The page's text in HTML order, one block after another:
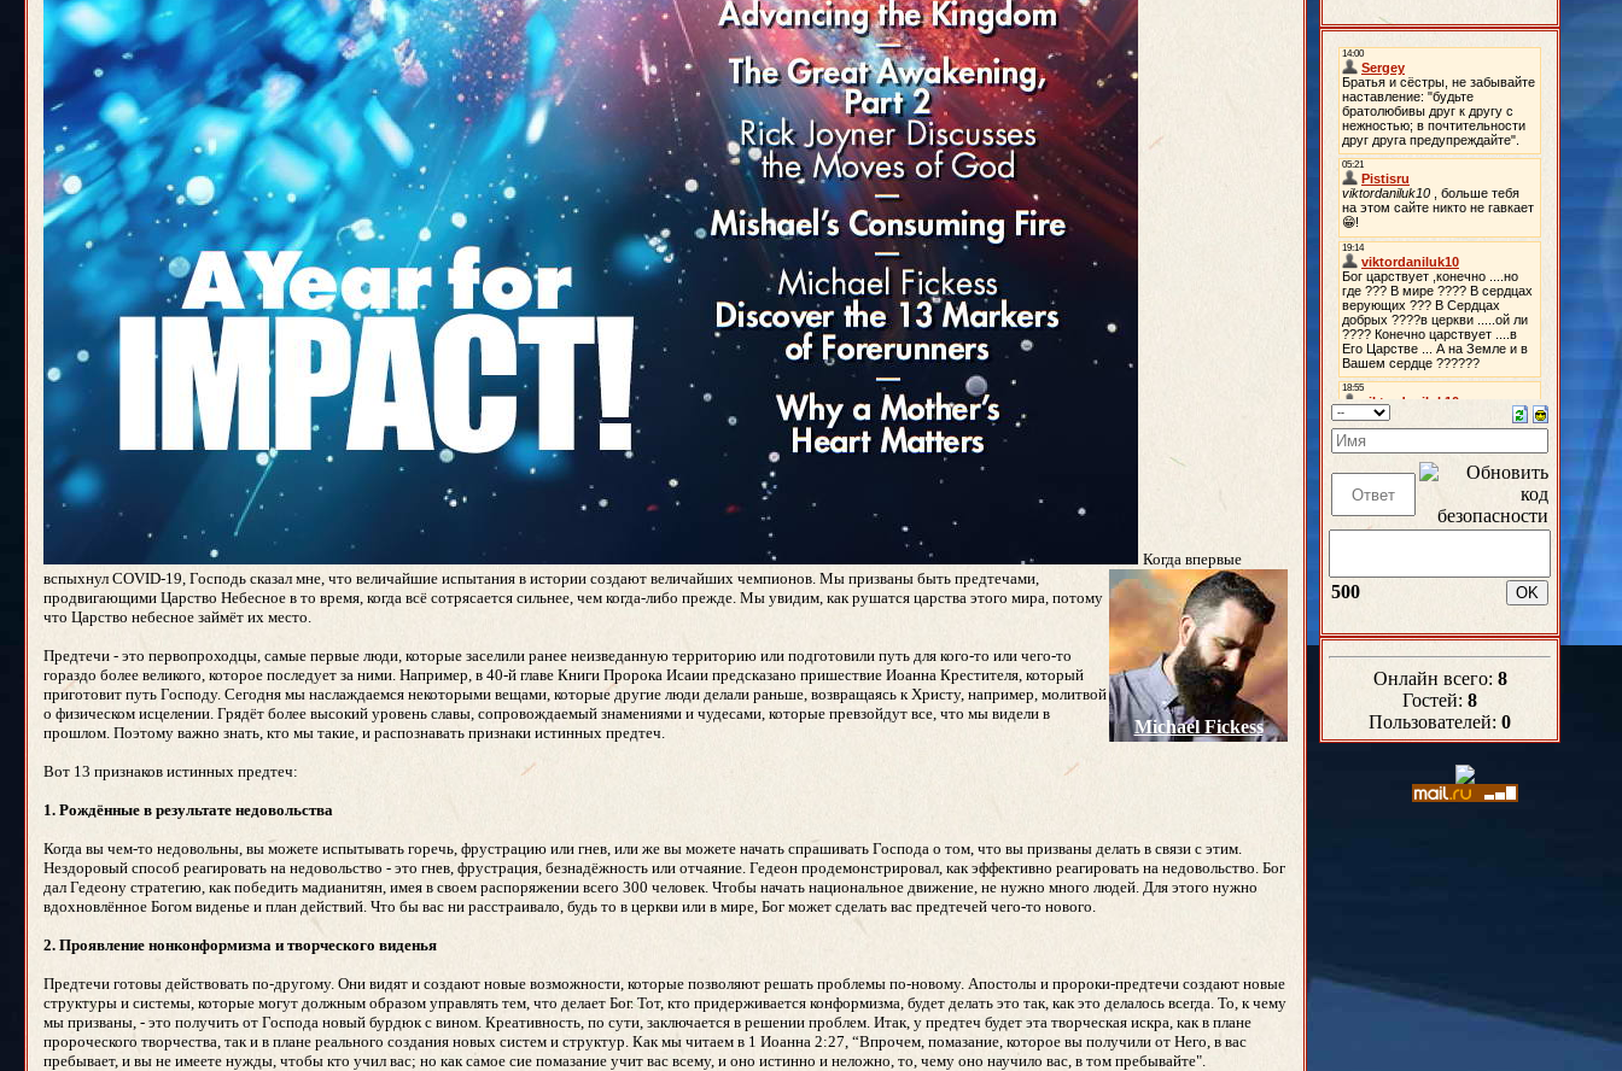
Michael Fickess
Когда впервые
вспыхнул COVID-19, Господь сказал мне, что величайшие испытания в истории создают величайших чемпионов. Мы призваны быть предтечами,
продвигающими Царство Небесное в то время, когда всё сотрясается сильнее, чем когда-либо прежде. Мы увидим, как рушатся царства этого мира, потому
что Царство небесное займёт их место.
Предтечи - это первопроходцы, самые первые люди, которые заселили ранее неизведанную территорию или подготовили путь для кого-то или чего-то
гораздо более великого, которое последует за ними. Например, в 40-й главе Книги Пророка Исаии предсказано пришествие Иоанна Крестителя, который
приготовит путь Господу. Сегодня мы наслаждаемся некоторыми вещами, которые другие люди делали раньше, возвращаясь к Христу, например, молитвой
о физическом исцелении. Грядёт более высокий уровень славы, сопровождаемый знамениями и чудесами, которые превзойдут все, что мы видели в
прошлом. Поэтому важно знать, кто мы такие, и распознавать признаки истинных предтеч.
Вот 13 признаков истинных предтеч:
1. Рождённые в результате недовольства
Когда вы чем-то недовольны, вы можете испытывать горечь, фрустрацию или гнев, или же вы можете начать спрашивать Господа о том, что вы призваны делать в связи с этим.
Нездоровый способ реагировать на недовольство - это гнев, фрустрация, безнадёжность или отчаяние. Гедеон продемонстрировал, как эффективно реагировать на недовольство. Бог
дал Гедеону стратегию, как победить мадианитян, имея в своем распоряжении всего 300 человек. Чтобы начать национальное движение, не нужно много людей. Для этого нужно
вдохновлённое Богом виденье и план действий. Что бы вас ни расстраивало, будь то в церкви или в мире, Бог может сделать вас предтечей чего-то нового.
2. Проявление нонконформизма и творческого виденья
Предтечи готовы действовать по-другому. Они видят и создают новые возможности, которые позволяют решать проблемы по-новому. Апостолы и пророки-предтечи создают новые
структуры и системы, которые могут должным образом управлять тем, что делает Бог. Тот, кто придерживается конформизма, будет делать это так, как это делалось всегда. То, к чему
мы призваны, - это получить от Господа новый бурдюк с вином. Креативность, по сути, заключается в решении проблем. Итак, у предтеч будет эта творческая искра, как в плане
пророческого творчества, так и в плане реального создания новых систем и структур. Как мы читаем в 1 Иоанна 2:27, “Впрочем, помазание, которое вы получили от Него, в вас
пребывает, и вы не имеете нужды, чтобы кто учил вас; но как самое сие помазание учит вас всему, и оно истинно и неложно, то, чему оно научило вас, в том пребывайте".
500
Онлайн всего: 8
Гостей: 8
Пользователей: 0